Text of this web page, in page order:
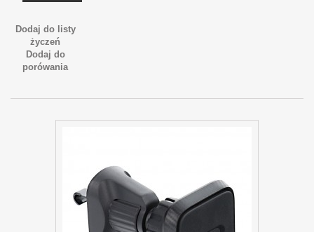
Dodaj do listy
życzeń
Dodaj do
porówania